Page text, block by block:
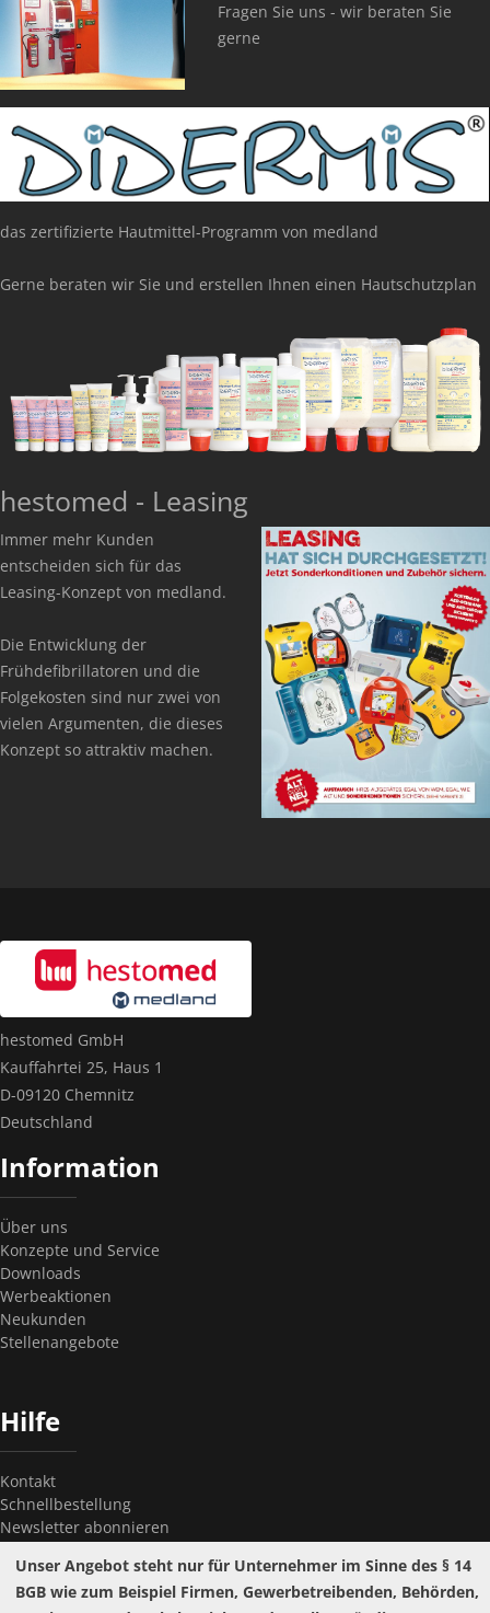
Fragen Sie uns - wir beraten Sie
gerne
das zertifizierte Hautmittel-Programm von medland
Gerne beraten wir Sie und erstellen Ihnen einen Hautschutzplan
hestomed - Leasing
Immer mehr Kunden
entscheiden sich für das
Leasing-Konzept von medland.
Die Entwicklung der
Frühdefibrillatoren und die
Folgekosten sind nur zwei von
vielen Argumenten, die dieses
Konzept so attraktiv machen.
hestomed GmbH
Kauffahrtei 25, Haus 1
D-09120 Chemnitz
Deutschland
Information
Über uns
Konzepte und Service
Downloads
Werbeaktionen
Neukunden
Stellenangebote
Hilfe
Kontakt
Schnellbestellung
Newsletter abonnieren
Passwort vergessen?
Unser Angebot steht nur für Unternehmer im Sinne des § 14
BGB wie zum Beispiel Firmen, Gewerbetreibenden, Behörden,